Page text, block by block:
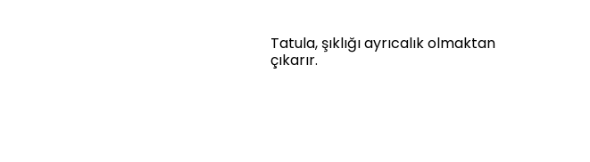
Tatula, şıklığı ayrıcalık olmaktan
çıkarır.